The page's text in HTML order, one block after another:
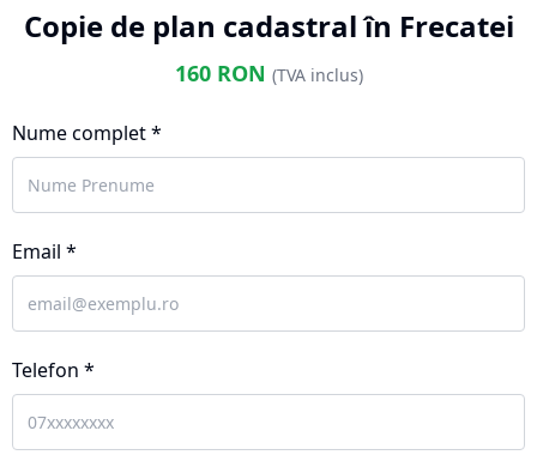
Copie de plan cadastral în Frecatei
160RON (TVA inclus)
Nume complet *
Email *
Telefon *